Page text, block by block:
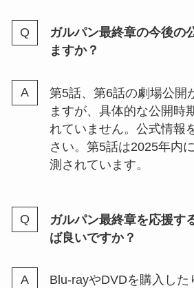
ガルパン最終章の今後の
ますか？
第5話、第6話の劇場公開
ますが、具体的な公開時
れていません。公式情報
さい。第5話は2025年内
測されています。
ガルパン最終章を応援す
ば良いですか？
Blu-rayやDVDを購入した